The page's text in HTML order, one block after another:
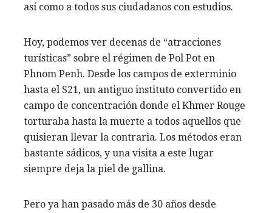
así como a todos sus ciudadanos con estudios.
Hoy, podemos ver decenas de “atracciones
turísticas” sobre el régimen de Pol Pot en
Phnom Penh. Desde los campos de exterminio
hasta el S21, un antiguo instituto convertido en
campo de concentración donde el Khmer Rouge
torturaba hasta la muerte a todos aquellos que
quisieran llevar la contraria. Los métodos eran
bastante sádicos, y una visita a este lugar
siempre deja la piel de gallina.
Pero ya han pasado más de 30 años desde